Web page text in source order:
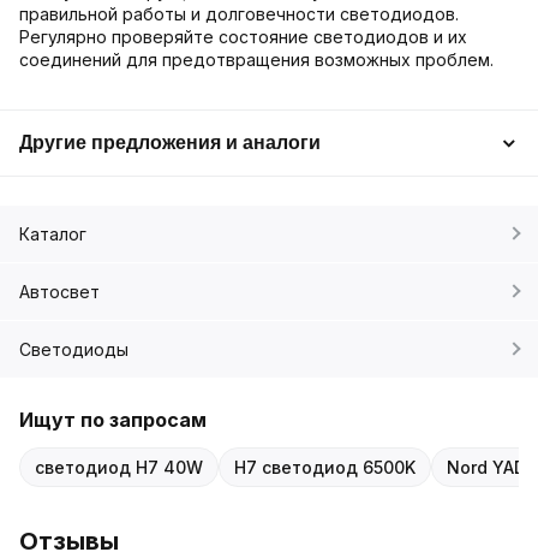
правильной работы и долговечности светодиодов.
Регулярно проверяйте состояние светодиодов и их
соединений для предотвращения возможных проблем.
Другие предложения и аналоги
Каталог
Автосвет
Светодиоды
Ищут по запросам
светодиод H7 40W H7 светодиод 6500K Nord
Отзывы